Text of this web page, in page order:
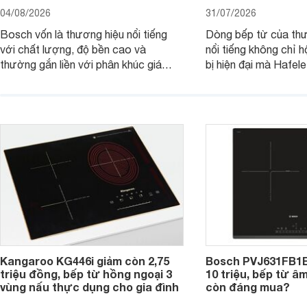
04/08/2026
Bosch vốn là thương hiệu nổi tiếng
với chất lượng, độ bền cao và
thường gắn liền với phân khúc giá
đơn vị phân phối với mức giá khá dễ
tiếp cận, thu hút sự quan tâm của
nhiều người tiêu dùng.
31/07/2026
Dòng bếp từ của
nổi tiếng không chỉ
bị hiện đại mà
gia đình.
Kangaroo KG446i giảm còn 2,75
triệu đồng, bếp từ hồng ngoại 3
vùng nấu thực dụng cho gia đình
Bosch
10 triệu, bếp từ
còn đáng mua?